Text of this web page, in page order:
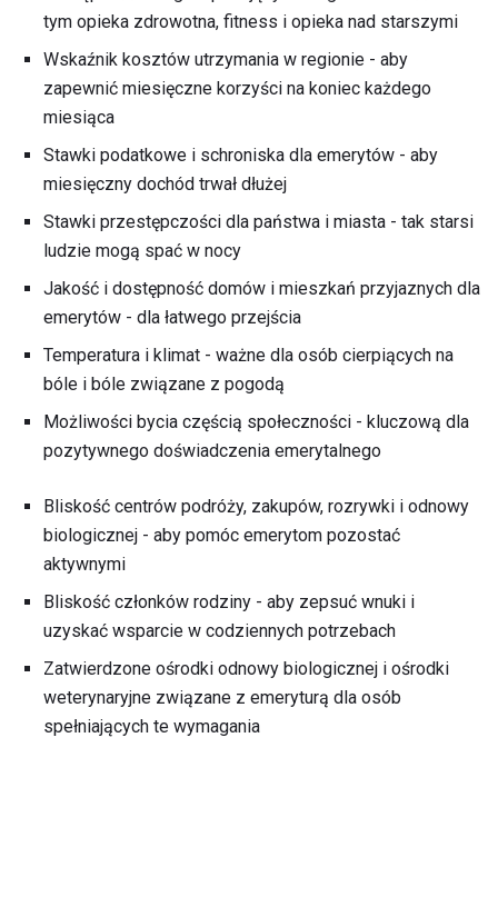
tym opieka zdrowotna, fitness i opieka nad starszymi
Wskaźnik kosztów utrzymania w regionie - aby
zapewnić miesięczne korzyści na koniec każdego
miesiąca
Stawki podatkowe i schroniska dla emerytów - aby
miesięczny dochód trwał dłużej
Stawki przestępczości dla państwa i miasta - tak starsi
ludzie mogą spać w nocy
Jakość i dostępność domów i mieszkań przyjaznych dla
emerytów - dla łatwego przejścia
Temperatura i klimat - ważne dla osób cierpiących na
bóle i bóle związane z pogodą
Możliwości bycia częścią społeczności - kluczową dla
pozytywnego doświadczenia emerytalnego
Bliskość centrów podróży, zakupów, rozrywki i odnowy
biologicznej - aby pomóc emerytom pozostać
aktywnymi
Bliskość członków rodziny - aby zepsuć wnuki i
uzyskać wsparcie w codziennych potrzebach
Zatwierdzone ośrodki odnowy biologicznej i ośrodki
weterynaryjne związane z emeryturą dla osób
spełniających te wymagania